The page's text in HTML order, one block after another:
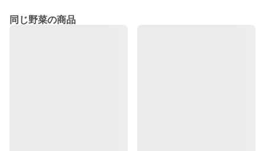
同じ野菜の商品